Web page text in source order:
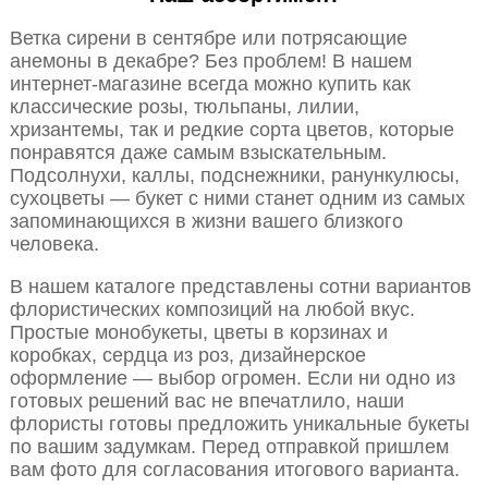
Ветка сирени в сентябре или потрясающие
анемоны в декабре? Без проблем! В нашем
интернет-магазине всегда можно купить как
классические розы, тюльпаны, лилии,
хризантемы, так и редкие сорта цветов, которые
понравятся даже самым взыскательным.
Подсолнухи, каллы, подснежники, ранункулюсы,
сухоцветы — букет с ними станет одним из самых
запоминающихся в жизни вашего близкого
человека.
В нашем каталоге представлены сотни вариантов
флористических композиций на любой вкус.
Простые монобукеты, цветы в корзинах и
коробках, сердца из роз, дизайнерское
оформление — выбор огромен. Если ни одно из
готовых решений вас не впечатлило, наши
флористы готовы предложить уникальные букеты
по вашим задумкам. Перед отправкой пришлем
вам фото для согласования итогового варианта.